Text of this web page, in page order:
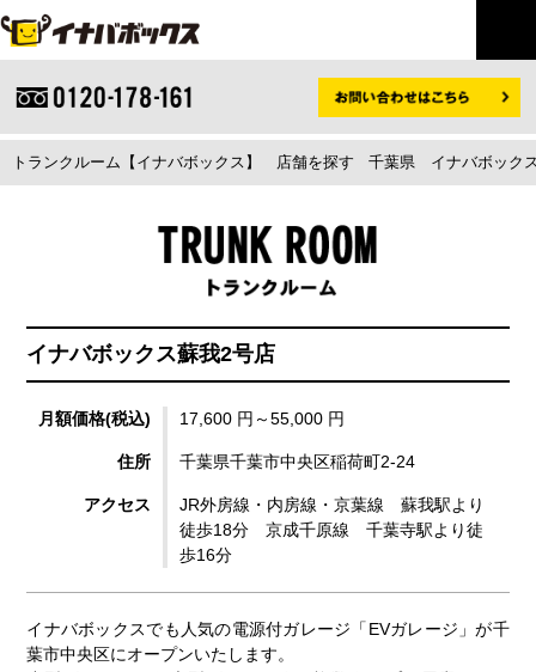
トランクルーム【イナバボックス】 店舗を探す 千葉県 イナバボック
イナバボックス蘇我2号店
月額価格(税込) 17,600 円～55,000 円
住所 千葉県千葉市中央区稲荷町2-24
アクセス
JR外房線・内房線・京葉線 蘇我駅より
徒歩18分 京成千原線 千葉寺駅より徒
歩16分
イナバボックスでも人気の電源付ガレージ「EVガレージ」が千
葉市中央区にオープンいたします。